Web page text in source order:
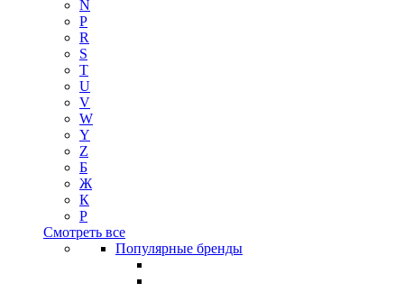
N
P
R
S
T
U
V
W
Y
Z
Б
Ж
К
Р
Смотреть все
Популярные бренды